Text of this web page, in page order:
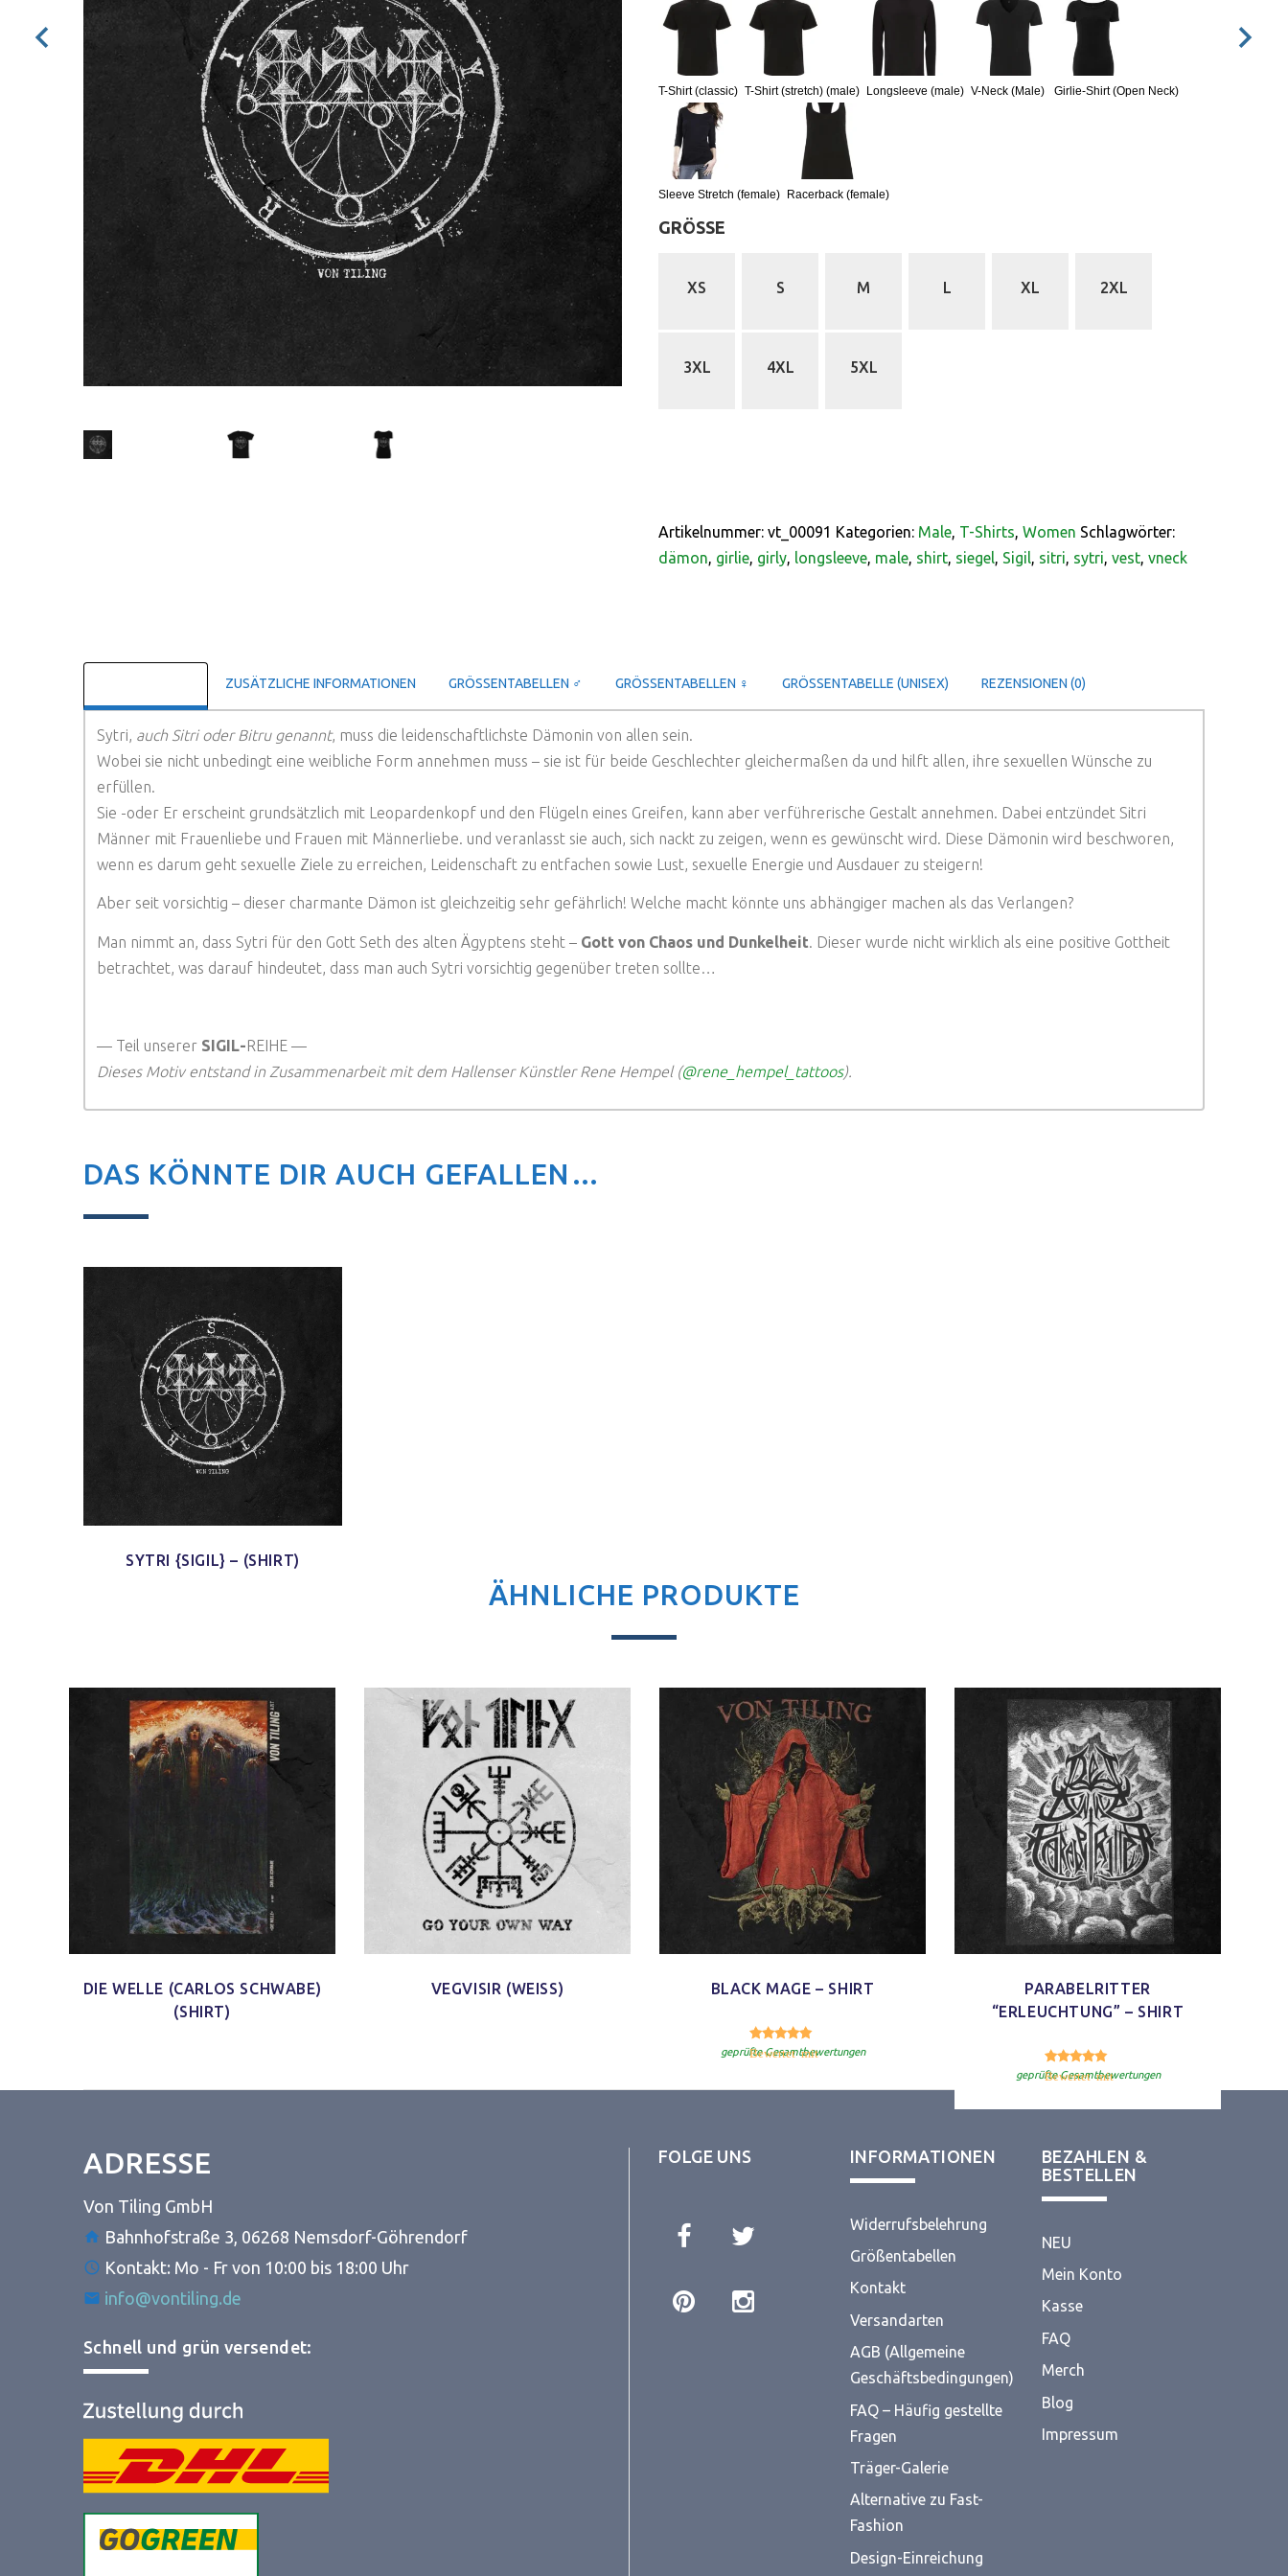
T-Shirt (classic) T-Shirt (stretch) (male) Longsleeve (male) V-Neck (Male) Girlie-Shirt (Open Neck)
Sleeve Stretch (female) Racerback (female)
GRÖSSE
XS S M L XL 2XL
3XL 4XL 5XL
Artikelnummer: vt_00091 Kategorien: Male T-Shirts Women Schlagwörter:
dämon girlie girly longsleeve male shirt siegel Sigil sitri sytri vest vneck
ZUSÄTZLICHE INFORMATIONEN GRÖSSENTABELLEN ♂ GRÖSSENTABELLEN ♀ GRÖSSENTABELLE (UNISEX) REZENSIONEN (0)
Sytri, auch Sitri oder Bitru genannt, muss die leidenschaftlichste Dämonin von allen sein.
Wobei sie nicht unbedingt eine weibliche Form annehmen muss – sie ist für beide Geschlechter gleichermaßen da und hilft allen, ihre sexuellen Wünsche zu
erfüllen.
Sie -oder Er erscheint grundsätzlich mit Leopardenkopf und den Flügeln eines Greifen, kann aber verführerische Gestalt annehmen. Dabei entzündet Sitri
Männer mit Frauenliebe und Frauen mit Männerliebe. und veranlasst sie auch, sich nackt zu zeigen, wenn es gewünscht wird. Diese Dämonin wird beschworen,
wenn es darum geht sexuelle Ziele zu erreichen, Leidenschaft zu entfachen sowie Lust, sexuelle Energie und Ausdauer zu steigern!
Aber seit vorsichtig – dieser charmante Dämon ist gleichzeitig sehr gefährlich! Welche macht könnte uns abhängiger machen als das Verlangen?
Man nimmt an, dass Sytri für den Gott Seth des alten Ägyptens steht – Gott von Chaos und Dunkelheit . Dieser wurde nicht wirklich als eine positive Gottheit
betrachtet, was darauf hindeutet, dass man auch Sytri vorsichtig gegenüber treten sollte…
— Teil unserer SIGIL-REIHE —
Dieses Motiv entstand in Zusammenarbeit mit dem Hallenser Künstler Rene Hempel (@rene_hempel_tattoos).
DAS KÖNNTE DIR AUCH GEFALLEN…
SYTRI {SIGIL} – (SHIRT)
ÄHNLICHE PRODUKTE
DIE WELLE (CARLOS SCHWABE)
(SHIRT)
VEGVISIR (WEISS) BLACK MAGE – SHIRT
Bewertet mit 5.00
geprüfte Gesamtbewertungen
PARABELRITTER
“ERLEUCHTUNG” – SHIRT
Bewertet mit 4.33
geprüfte Gesamtbewertungen
ADRESSE
Von Tiling GmbH
Bahnhofstraße 3, 06268 Nemsdorf-Göhrendorf
Kontakt: Mo - Fr von 10:00 bis 18:00 Uhr
info@vontiling.de
Schnell und grün versendet:
FOLGE UNS INFORMATIONEN
Widerrufsbelehrung
Größentabellen
Kontakt
Versandarten
AGB (Allgemeine
Geschäftsbedingungen)
FAQ – Häufig gestellte
Fragen
Träger-Galerie
Alternative zu Fast-
Fashion
Design-Einreichung
BEZAHLEN &
BESTELLEN
NEU
Mein Konto
Kasse
FAQ
Merch
Blog
Impressum